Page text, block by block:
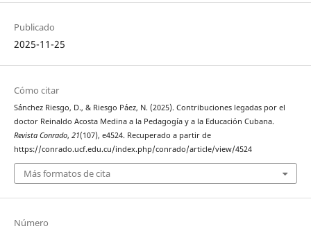
Publicado
2025-11-25
Cómo citar
Sánchez Riesgo, D., & Riesgo Páez, N. (2025). Contribuciones legadas por el
doctor Reinaldo Acosta Medina a la Pedagogía y a la Educación Cubana.
Revista Conrado, 21(107), e4524. Recuperado a partir de
https://conrado.ucf.edu.cu/index.php/conrado/article/view/4524
Más formatos de cita
Número